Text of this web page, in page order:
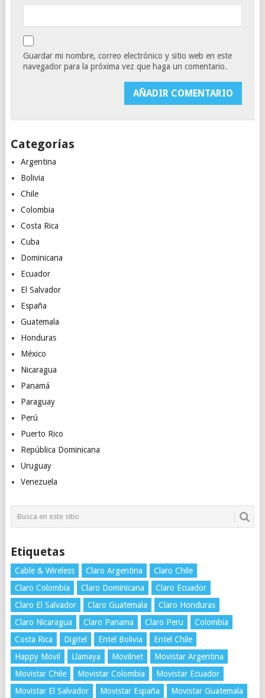
Guardar mi nombre, correo electrónico y sitio web en este
navegador para la próxima vez que haga un comentario.
Categorías
Argentina
Bolivia
Chile
Colombia
Costa Rica
Cuba
Dominicana
Ecuador
El Salvador
España
Guatemala
Honduras
México
Nicaragua
Panamá
Paraguay
Perú
Puerto Rico
República Dominicana
Uruguay
Venezuela
Etiquetas
Cable & Wireless Claro Argentina
Claro Chile
Claro Colombia
Claro Dominicana
Claro Ecuador
Claro El Salvador
Claro Guatemala
Claro Honduras
Claro Nicaragua
Claro Panama Claro Peru
Colombia
Costa Rica
Digitel Entel Bolivia
Entel Chile
Happy Movil
Llamaya Movilnet
Movistar Argentina
Movistar Chile
Movistar Colombia
Movistar Ecuador
Movistar El Salvador
Movistar España Movistar Guatemala